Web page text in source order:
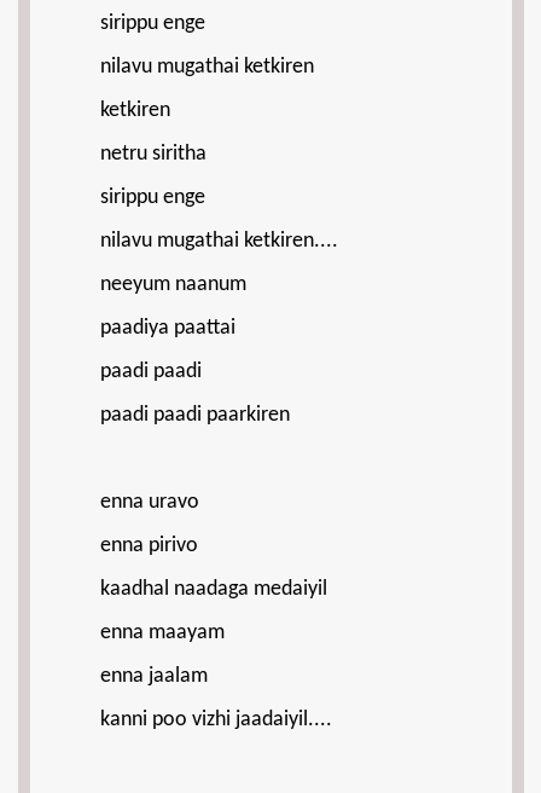
sirippu enge
nilavu mugathai ketkiren
ketkiren
netru siritha
sirippu enge
nilavu mugathai ketkiren....
neeyum naanum
paadiya paattai
paadi paadi
paadi paadi paarkiren
enna uravo
enna pirivo
kaadhal naadaga medaiyil
enna maayam
enna jaalam
kanni poo vizhi jaadaiyil....